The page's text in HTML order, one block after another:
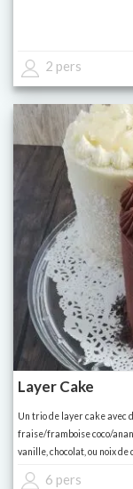
2 pers
Layer Cake
Un trio de layer cake avec
fraise/framboise coco/
vanille, chocolat, ou noix de
6 pers